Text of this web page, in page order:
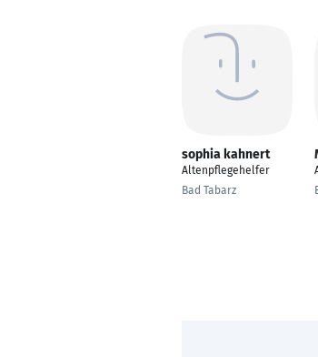
sophia kahnert
Altenpflegehelfer
Bad Tabarz